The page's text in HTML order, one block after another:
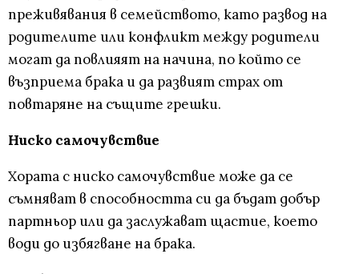
преживявания в семейството, като развод на
родителите или конфликт между родители
могат да повлияят на начина, по който се
възприема брака и да развият страх от
повтаряне на същите грешки.
Ниско самочувствие
Хората с ниско самочувствие може да се
съмняват в способността си да бъдат добър
партньор или да заслужават щастие, което
води до избягване на брака.